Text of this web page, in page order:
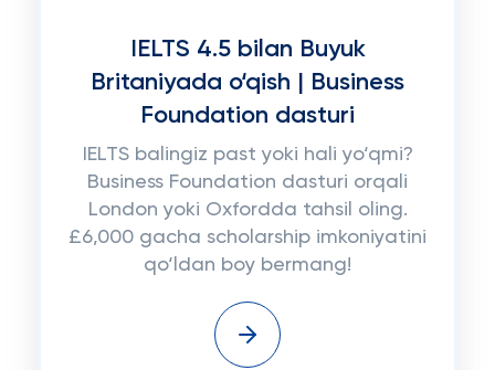
IELTS 4.5 bilan Buyuk
Britaniyada o‘qish | Business
Foundation dasturi
IELTS balingiz past yoki hali yo‘qmi?
Business Foundation dasturi orqali
London yoki Oxfordda tahsil oling.
£6,000 gacha scholarship imkoniyatini
qo‘ldan boy bermang!